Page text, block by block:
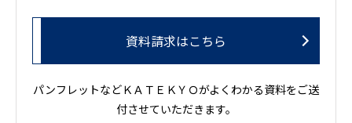
資料請求はこちら
パンフレットなどＫＡＴＥＫＹＯがよくわかる資料をご送
付させていただきます。